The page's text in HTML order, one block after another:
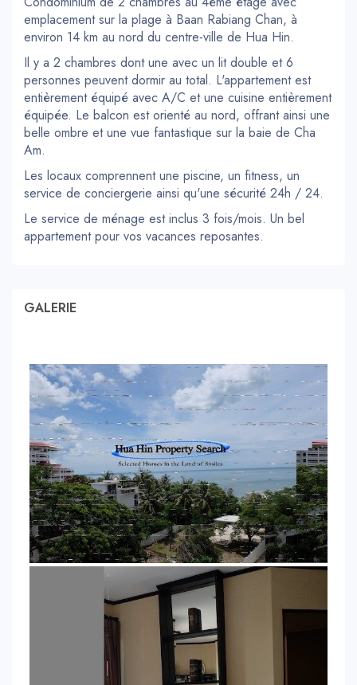
emplacement sur la plage à Baan Rabiang Chan, à
environ 14 km au nord du centre-ville de Hua Hin.
Il y a 2 chambres dont une avec un lit double et 6
personnes peuvent dormir au total. L'appartement est
entièrement équipé avec A/C et une cuisine entièrement
équipée. Le balcon est orienté au nord, offrant ainsi une
belle ombre et une vue fantastique sur la baie de Cha
Am.
Les locaux comprennent une piscine, un fitness, un
service de conciergerie ainsi qu'une sécurité 24h / 24.
Le service de ménage est inclus 3 fois/mois. Un bel
appartement pour vos vacances reposantes.
GALERIE